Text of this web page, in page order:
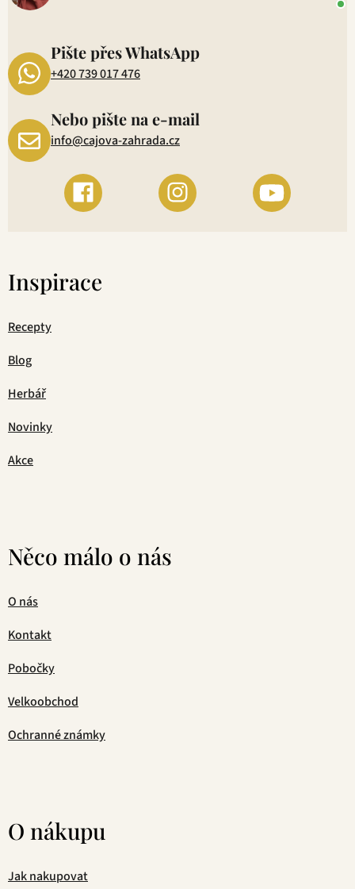
Pište přes WhatsApp
+420 739 017 476
Nebo pište na e-mail
info@cajova-zahrada.cz
Inspirace
Recepty
Blog
Herbář
Novinky
Akce
Něco málo o nás
O nás
Kontakt
Pobočky
Velkoobchod
Ochranné známky
O nákupu
Jak nakupovat